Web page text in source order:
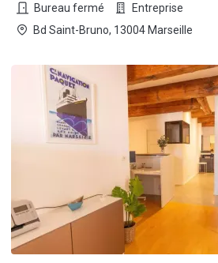
Bureau fermé
Entreprise
Bd Saint-Bruno, 13004 Marseille